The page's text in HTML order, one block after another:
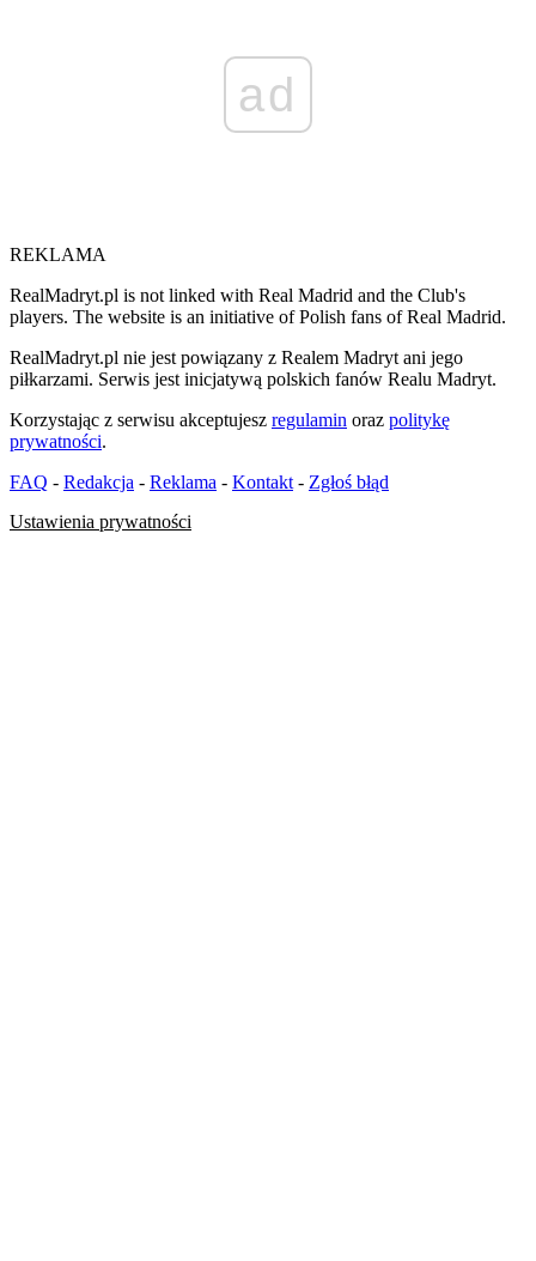
ad
REKLAMA
RealMadryt.pl is not linked with Real Madrid and the Club's
players. The website is an initiative of Polish fans of Real Madrid.
RealMadryt.pl nie jest powiązany z Realem Madryt ani jego
piłkarzami. Serwis jest inicjatywą polskich fanów Realu Madryt.
Korzystając z serwisu akceptujesz regulamin oraz politykę
prywatności.
FAQ - Redakcja - Reklama - Kontakt - Zgłoś błąd
Ustawienia prywatności